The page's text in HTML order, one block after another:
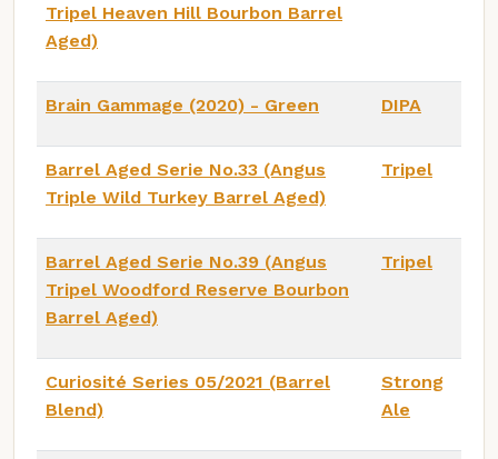
Tripel Heaven Hill Bourbon Barrel
Aged)
Brain Gammage (2020) - Green DIPA
Barrel Aged Serie No.33 (Angus
Triple Wild Turkey Barrel Aged)
Tripel
Barrel Aged Serie No.39 (Angus
Tripel Woodford Reserve Bourbon
Barrel Aged)
Tripel
Curiosité Series 05/2021 (Barrel
Blend)
Strong
Ale